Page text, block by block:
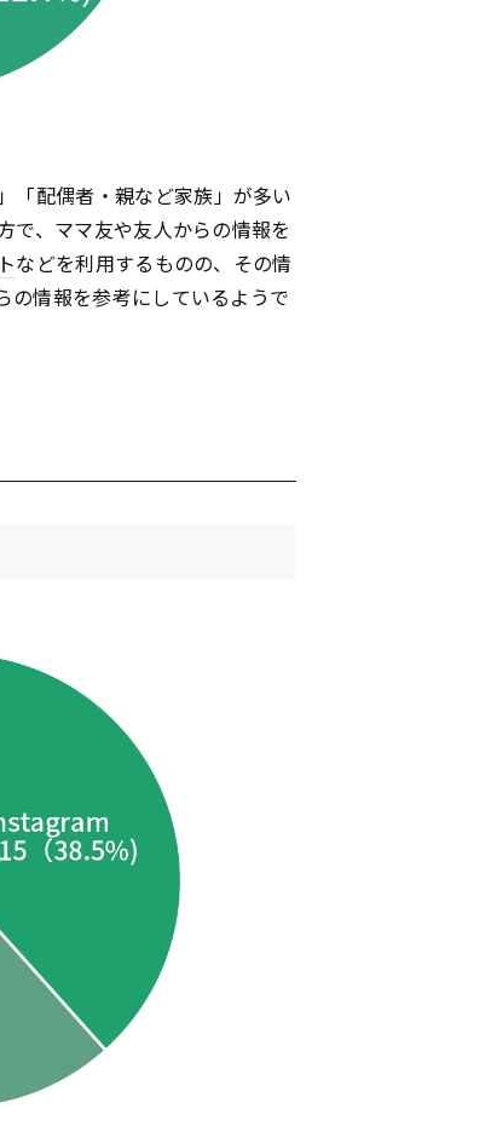
「配偶者・親など家族」が多い
で、ママ友や友人からの情報を
などを利用するものの、その情
の情報を参考にしているようで